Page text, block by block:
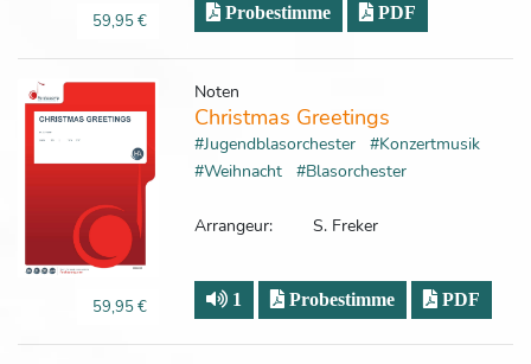
59,95 € Probestimme PDF
59,95 €
Noten
Christmas Greetings
#Jugendblasorchester
#Konzertmusik
#Weihnacht
#Blasorchester
Arrangeur: S. Freker
1 Probestimme PDF